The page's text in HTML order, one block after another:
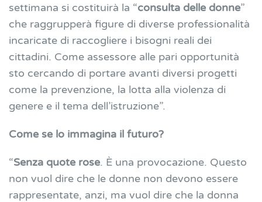
settimana si costituirà la “consulta delle donne”
che raggrupperà figure di diverse professionalità
incaricate di raccogliere i bisogni reali dei
cittadini. Come assessore alle pari opportunità
sto cercando di portare avanti diversi progetti
come la prevenzione, la lotta alla violenza di
genere e il tema dell’istruzione”.
Come se lo immagina il futuro?
“Senza quote rose. È una provocazione. Questo
non vuol dire che le donne non devono essere
rappresentate, anzi, ma vuol dire che la donna